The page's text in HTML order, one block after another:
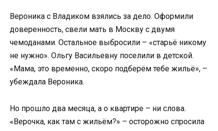
Вероника с Владиком взялись за дело. Оформили
доверенность, свели мать в Москву с двумя
чемоданами. Остальное выбросили – «старьё никому
не нужно». Ольгу Васильевну поселили в детской.
«Мама, это временно, скоро подберём тебе жильё», –
убеждала Вероника.
Но прошло два месяца, а о квартире – ни слова.
«Верочка, как там с жильём?» – осторожно спросила